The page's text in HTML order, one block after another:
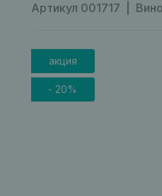
Артикул 001717 |
акция
- 20%